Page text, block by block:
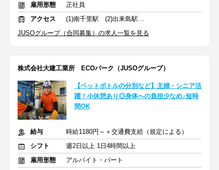
雇用形態
正社員
アクセス
(1)南千里駅 (2)出来島駅 (3)出来島駅
JUSOグループ（合同募集）の求人一覧を見る
株式会社大建工業所 ECOパーク（JUSOグループ）
【ペットボトルの分別など】主婦・シニア活
躍！小休憩あり◎身体への負担少なめ♪短時
間OK
給与
時給1180円～＋交通費支給（規定による）
シフト
週2日以上 1日4時間以上
雇用形態
アルバイト・パート